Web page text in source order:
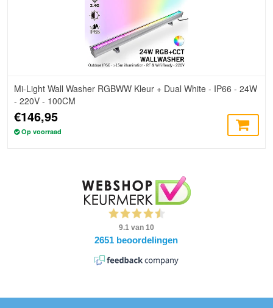
Mi-Light Wall Washer RGBWW Kleur + Dual White - IP66 - 24W
- 220V - 100CM
€146,95
Op voorraad